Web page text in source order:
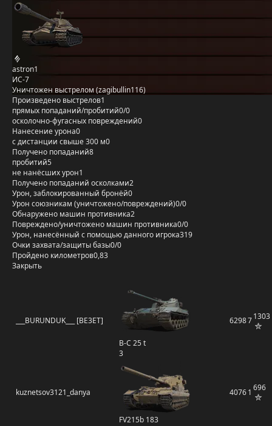
astron1
ИС-7
Уничтожен выстрелом (zagibullin116)
Произведено выстрелов1
прямых попаданий/пробитий0/0
осколочно-фугасных повреждений0
Нанесение урона0
с дистанции свыше 300 м0
Получено попаданий8
пробитий5
не нанёсших урон1
Получено попаданий осколками2
Урон, заблокированный бронёй0
Урон союзникам (уничтожено/повреждений)0/0
Обнаружено машин противника2
Повреждено/уничтожено машин противника0/0
Урон, нанесённый с помощью данного игрока319
Очки захвата/защиты базы0/0
Пройдено километров0,83
Закрыть
___BURUNDUK___ [BE3ET]
B-C 25 t
3
629871303
kuznetsov3121_danya
FV215b 183
40761 696